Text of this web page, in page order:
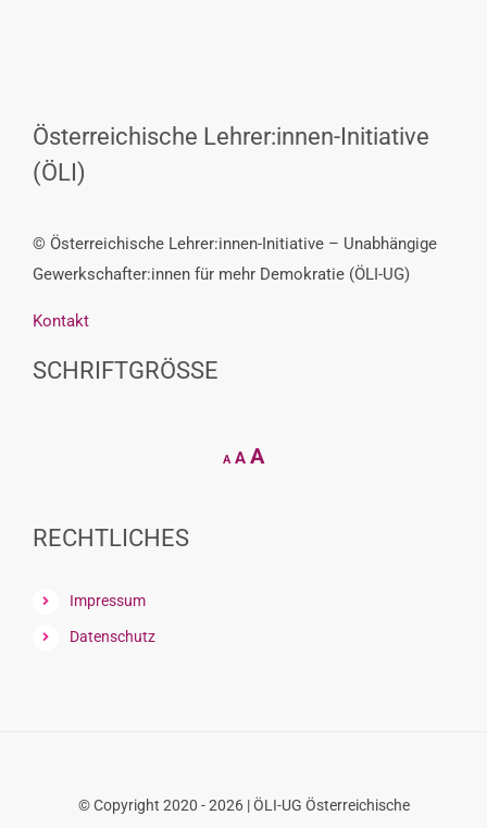
Österreichische Lehrer:innen-Initiative
(ÖLI)
© Österreichische Lehrer:innen-Initiative – Unabhängige
Gewerkschafter:innen für mehr Demokratie (ÖLI-UG)
Kontakt
SCHRIFTGRÖSSE
A
Decrease
font
A Reset
AIncrease
RECHTLICHES
Impressum
Datenschutz
© Copyright 2020 - 2026 | ÖLI-UG Österreichische